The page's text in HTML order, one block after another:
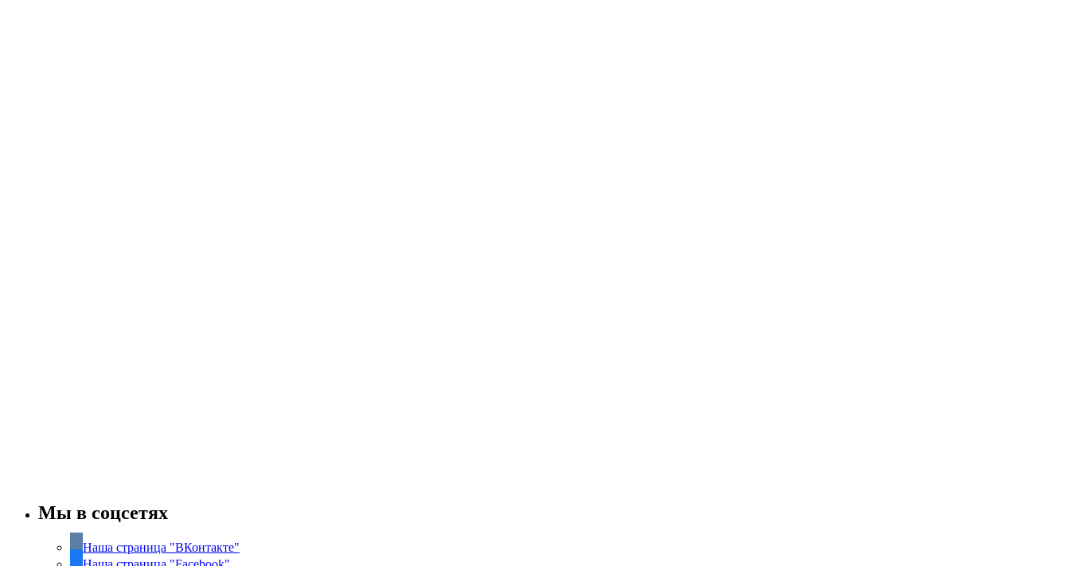
Мы в соцсетях
Наша страница "ВКонтакте"